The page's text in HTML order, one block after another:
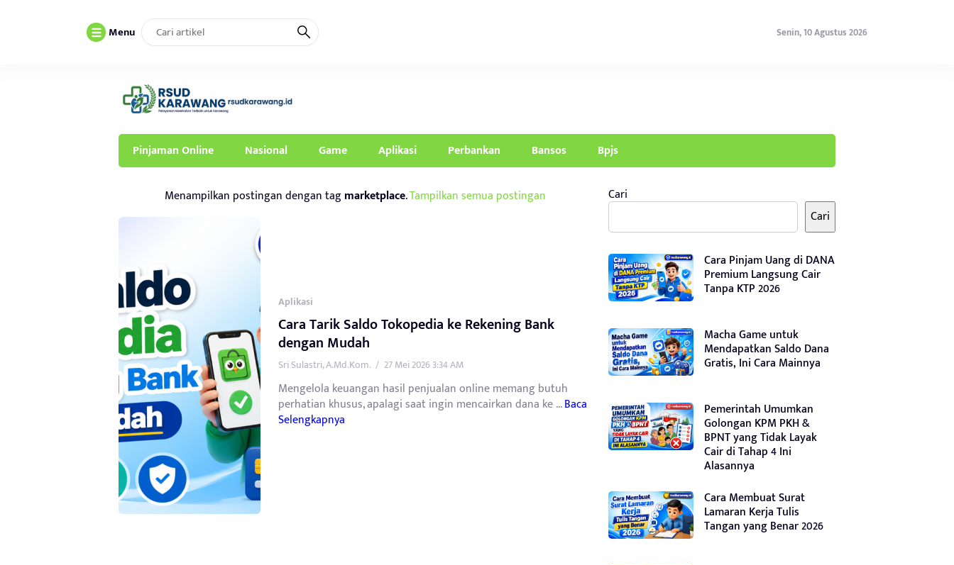
Menu Senin, 10 Agustus 2026
Pinjaman Online Nasional Game Aplikasi Perbankan Bansos Bpjs
Menampilkan postingan dengan tagmarketplace.Tampilkan semua postingan
Aplikasi
Cara Tarik Saldo Tokopedia ke Rekening Bank
dengan Mudah
Sri Sulastri, A.Md.Kom. / 27 Mei 2026 3:34 AM
Mengelola keuangan hasil penjualan online memang butuh
perhatian khusus, apalagi saat ingin mencairkan dana ke ...Baca
Selengkapnya
Cari
Cari
Cara Pinjam Uang di DANA
Premium Langsung Cair
Tanpa KTP 2026
Macha Game untuk
Mendapatkan Saldo Dana
Gratis, Ini Cara Mainnya
Pemerintah Umumkan
Golongan KPM PKH &
BPNT yang Tidak Layak
Cair di Tahap 4 Ini
Alasannya
Cara Membuat Surat
Lamaran Kerja Tulis
Tangan yang Benar 2026